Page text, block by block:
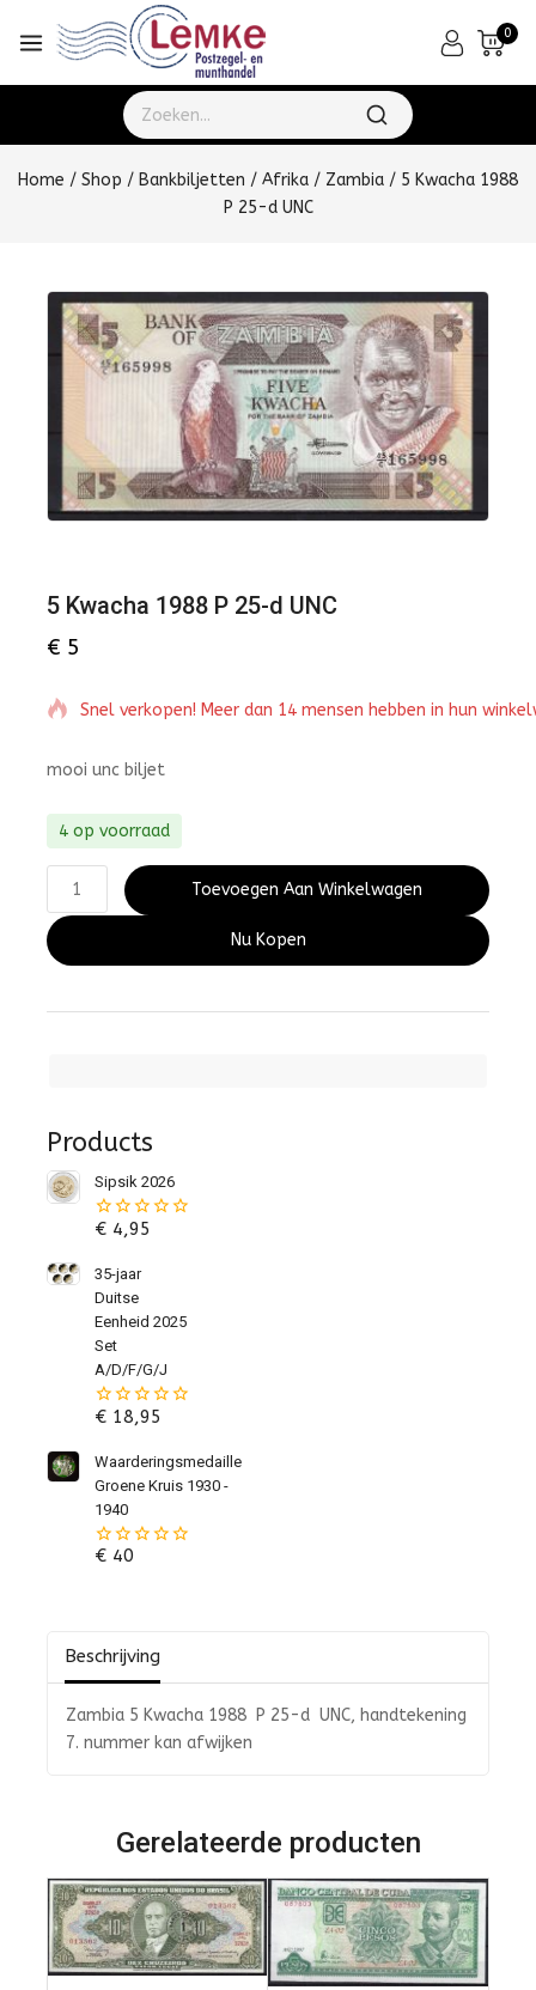
0
Home / Shop / Bankbiljetten / Afrika / Zambia / 5 Kwacha 1988
P 25-d UNC
Products
Sipsik 2026
0
de
€4,95
35-jaar
Duitse
Eenheid 2025
Set
A/D/F/G/J
0
de
€18,95
Waarderingsmedaille
Groene Kruis 1930 -
1940
0
€40
5 Kwacha 1988 P 25-d UNC
€ 5
Snel verkopen! Meer dan 14 mensen hebben in hun
mooi unc biljet
4 op voorraad
Toevoegen Aan Winkelwagen
Nu Kopen
Beschrijving
Zambia 5 Kwacha 1988 P 25-d UNC, handtekening
7. nummer kan afwijken
Gerelateerde producten